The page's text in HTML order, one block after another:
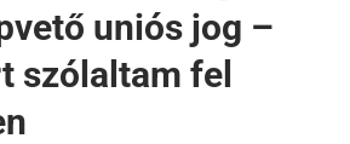
uniós jog –
szólaltam fel